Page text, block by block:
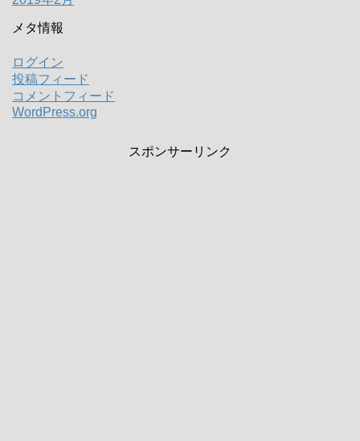
メタ情報
ログイン
投稿フィード
コメントフィード
WordPress.org
スポンサーリンク